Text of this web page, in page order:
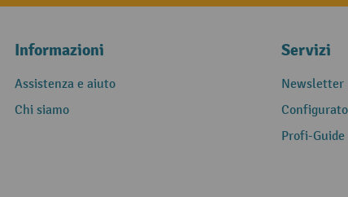
Informazioni
Assistenza e aiuto
Chi siamo
Servizi
Newsletter
Profi-Guide